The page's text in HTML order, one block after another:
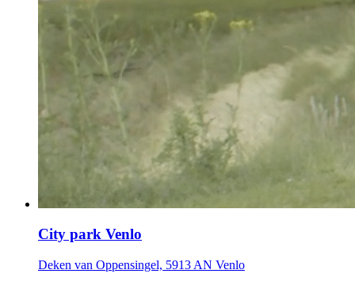
City park Venlo
Deken van Oppensingel, 5913 AN Venlo